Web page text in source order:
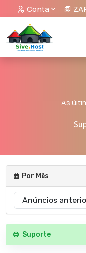
Conta
As
Por Mês
Suporte